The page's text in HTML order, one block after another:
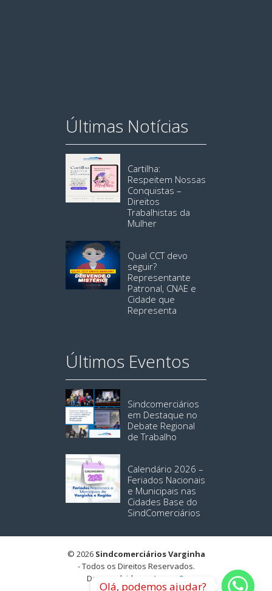
Últimas Notícias
Cartilha:
Respeitem Nossas
Conquistas –
Direitos
Trabalhistas da
Mulher
Qual CCT devo
seguir?
Representante
Patronal, CNAE e
Cidade que
Representa
Últimos Eventos
Sindcomerciários
em Destaque no
Debate Regional
de Trabalho
Calendário 2026 –
Feriados Nacionais
e Municipais nas
Cidades Base do
SindComerciários
© 2026 Sindcomerciários Varginha
- Todos os Direitos Reservados.
Desenvolvido por: Lemon9
Olá, podemos ajudar?